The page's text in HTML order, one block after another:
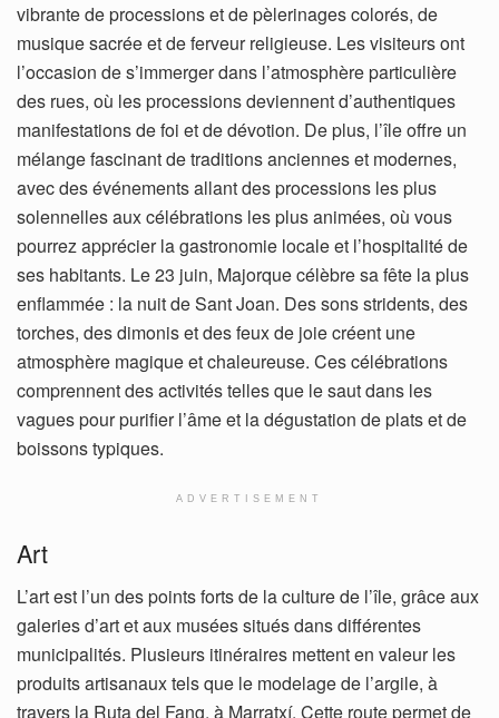
vibrante de processions et de pèlerinages colorés, de
musique sacrée et de ferveur religieuse. Les visiteurs ont
l’occasion de s’immerger dans l’atmosphère particulière
des rues, où les processions deviennent d’authentiques
manifestations de foi et de dévotion. De plus, l’île offre un
mélange fascinant de traditions anciennes et modernes,
avec des événements allant des processions les plus
solennelles aux célébrations les plus animées, où vous
pourrez apprécier la gastronomie locale et l’hospitalité de
ses habitants. Le 23 juin, Majorque célèbre sa fête la plus
enflammée : la nuit de Sant Joan. Des sons stridents, des
torches, des dimonis et des feux de joie créent une
atmosphère magique et chaleureuse. Ces célébrations
comprennent des activités telles que le saut dans les
vagues pour purifier l’âme et la dégustation de plats et de
boissons typiques.
ADVERTISEMENT
Art
L’art est l’un des points forts de la culture de l’île, grâce aux
galeries d’art et aux musées situés dans différentes
municipalités. Plusieurs itinéraires mettent en valeur les
produits artisanaux tels que le modelage de l’argile, à
travers la Ruta del Fang, à Marratxí. Cette route permet de